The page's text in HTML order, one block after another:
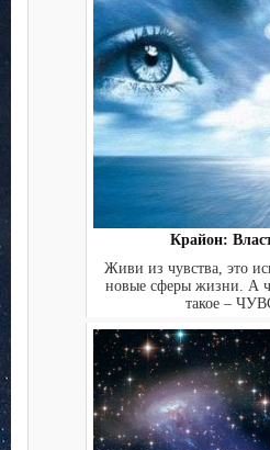
Крайон:
Живи из чувства, это
новые сферы жизни. А
такое –